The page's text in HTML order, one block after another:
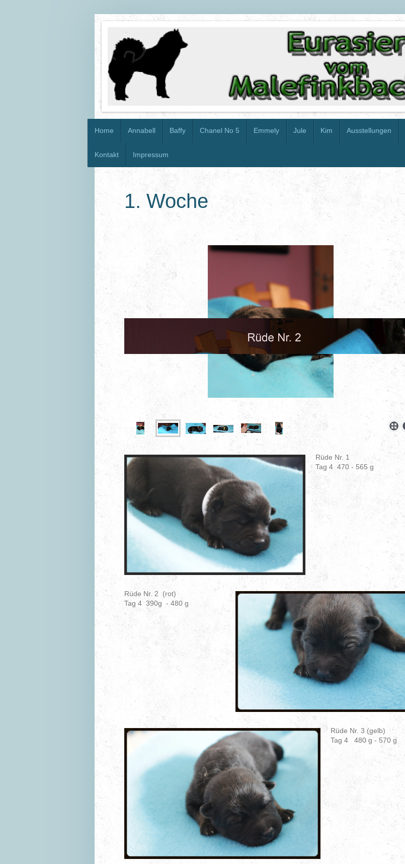
Home Annabell Baffy Chanel No 5 Emmely Jule Kim Ausstellungen
Kontakt Impressum
1. Woche
Rüde Nr. 1
Tag 4 470 - 565 g
Rüde Nr. 2 (rot)
Tag 4 390g - 480 g
Rüde Nr. 3 (gelb)
Tag 4 480 g - 570 g